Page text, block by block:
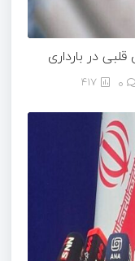
در بارداری
417